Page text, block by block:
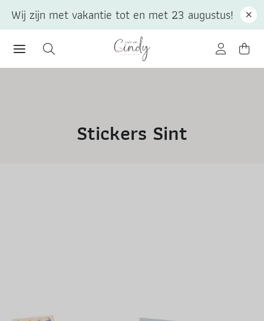
Stickers Sint
Wij zijn met vakantie tot en met 23 augustus!